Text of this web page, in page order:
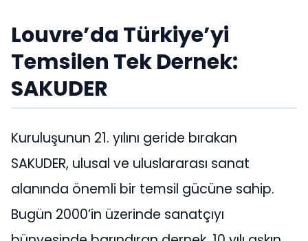
Louvre’da Türkiye’yi
Temsilen Tek Dernek:
SAKUDER
Kuruluşunun 21. yılını geride bırakan
SAKUDER, ulusal ve uluslararası sanat
alanında önemli bir temsil gücüne sahip.
Bugün 2000’in üzerinde sanatçıyı